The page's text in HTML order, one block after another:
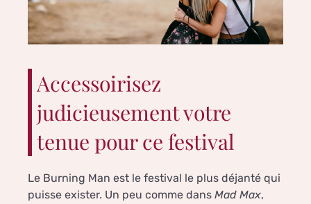
Accessoirisez
judicieusement votre
tenue pour ce festival
Le Burning Man est le festival le plus déjanté qui
puisse exister. Un peu comme dans Mad Max,